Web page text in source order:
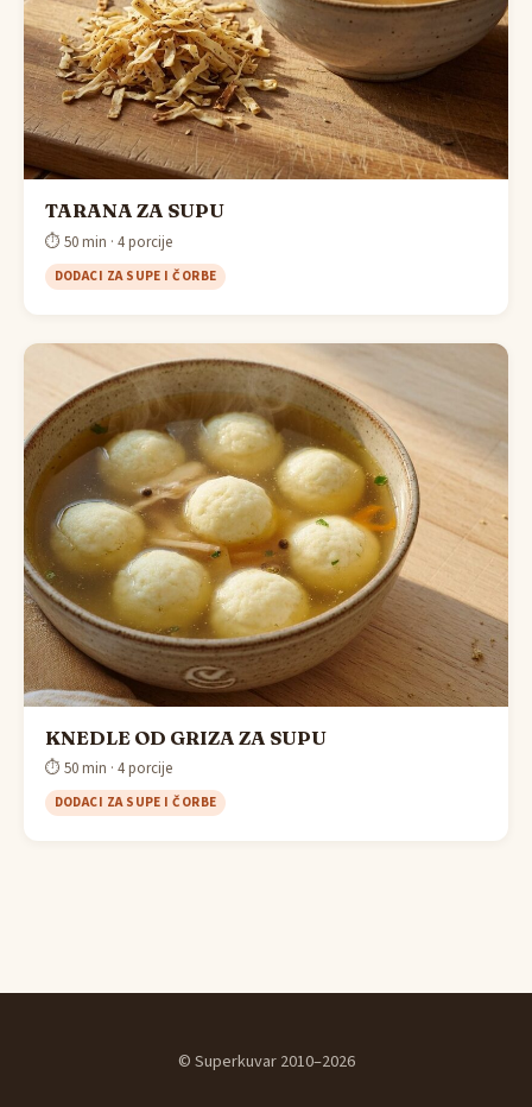
TARANA ZA SUPU
⏱ 50 min · 4 porcije
DODACI ZA SUPE I ČORBE
KNEDLE OD GRIZA ZA SUPU
⏱ 50 min · 4 porcije
DODACI ZA SUPE I ČORBE
© Superkuvar 2010–2026